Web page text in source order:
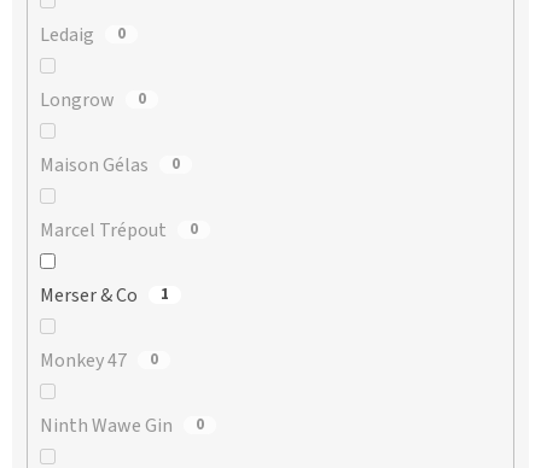
Ledaig 0
Longrow 0
Maison Gélas 0
Marcel Trépout 0
Merser & Co 1
Monkey 47 0
Ninth Wawe Gin 0